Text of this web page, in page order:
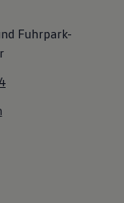
Fuhrpark-